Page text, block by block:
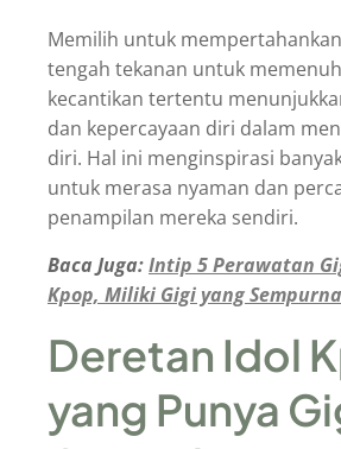
Memilih untuk
tengah tekanan untuk
kecantikan tertentu
dan kepercayaan diri dalam
diri. Hal ini menginspirasi
untuk merasa nyaman dan
penampilan mereka sendiri.
Baca Juga:Intip 5 Perawatan
Kpop, Miliki Gigi yang Sempurna
Deretan Idol
yang Punya